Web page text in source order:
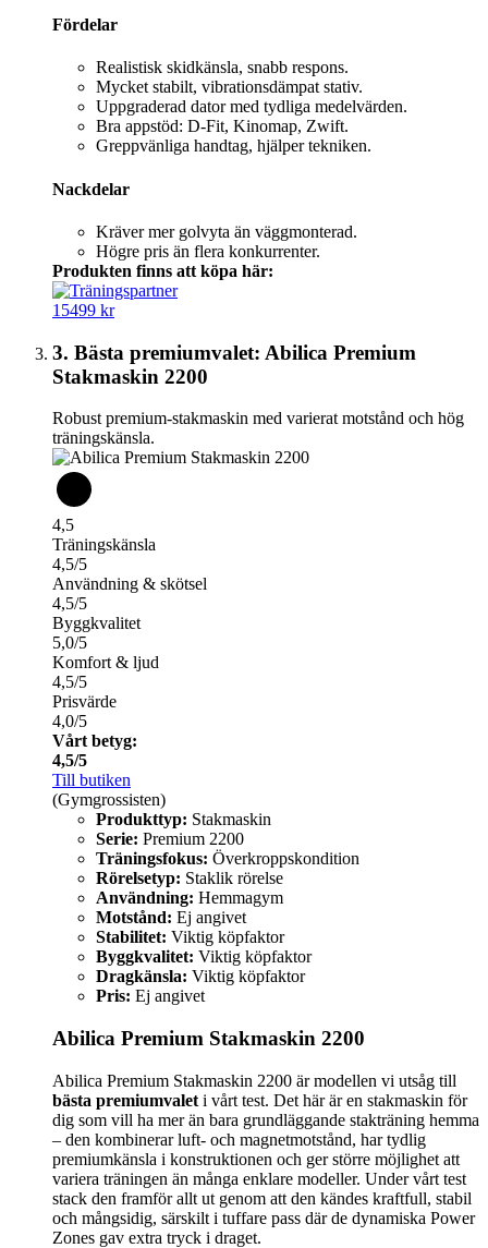
Fördelar
Realistisk skidkänsla, snabb respons.
Mycket stabilt, vibrationsdämpat stativ.
Uppgraderad dator med tydliga medelvärden.
Bra appstöd: D-Fit, Kinomap, Zwift.
Greppvänliga handtag, hjälper tekniken.
Nackdelar
Kräver mer golvyta än väggmonterad.
Högre pris än flera konkurrenter.
Produkten finns att köpa här:
15499 kr
3. Bästa premiumvalet: Abilica Premium
Stakmaskin 2200
Robust premium-stakmaskin med varierat motstånd och hög
träningskänsla.
4,5
Träningskänsla
4,5/5
Användning & skötsel
4,5/5
Byggkvalitet
5,0/5
Komfort & ljud
4,5/5
Prisvärde
4,0/5
Vårt betyg:
4,5/5
Till butiken
(Gymgrossisten)
Produkttyp: Stakmaskin
Serie: Premium 2200
Träningsfokus: Överkroppskondition
Rörelsetyp: Staklik rörelse
Användning: Hemmagym
Motstånd: Ej angivet
Stabilitet: Viktig köpfaktor
Byggkvalitet: Viktig köpfaktor
Dragkänsla: Viktig köpfaktor
Pris: Ej angivet
Abilica Premium Stakmaskin 2200
Abilica Premium Stakmaskin 2200 är modellen vi utsåg till
bästa premiumvalet i vårt test. Det här är en stakmaskin för
dig som vill ha mer än bara grundläggande stakträning hemma
– den kombinerar luft- och magnetmotstånd, har tydlig
premiumkänsla i konstruktionen och ger större möjlighet att
variera träningen än många enklare modeller. Under vårt test
stack den framför allt ut genom att den kändes kraftfull, stabil
och mångsidig, särskilt i tuffare pass där de dynamiska Power
Zones gav extra tryck i draget.